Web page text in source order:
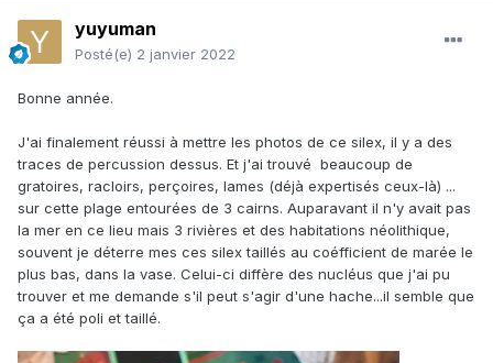
yuyuman
Posté(e) 2 janvier 2022
Bonne année.
J'ai finalement réussi à mettre les photos de ce silex, il y a des
traces de percussion dessus. Et j'ai trouvé beaucoup de
gratoires, racloirs, perçoires, lames (déjà expertisés ceux-là) ...
sur cette plage entourées de 3 cairns. Auparavant il n'y avait pas
la mer en ce lieu mais 3 rivières et des habitations néolithique,
souvent je déterre mes ces silex taillés au coéfficient de marée le
plus bas, dans la vase. Celui-ci diffère des nucléus que j'ai pu
trouver et me demande s'il peut s'agir d'une hache...il semble que
ça a été poli et taillé.